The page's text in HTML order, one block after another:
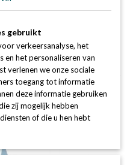
/ cassettefilter
60%
Paneelfilter CZS -
gebruikt
verkeersanalyse, het
en het personaliseren van
verlenen we onze sociale
toegang tot informatie
deze informatie gebruiken
zij mogelijk hebben
of die u hen hebt